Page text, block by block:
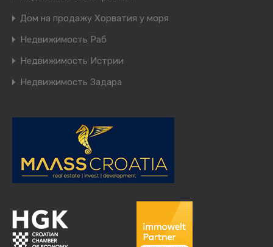
Дом на продажу Хорватия у моря
Недвижимость Раб
Недвижимость Истрии
Недвижимость Задара